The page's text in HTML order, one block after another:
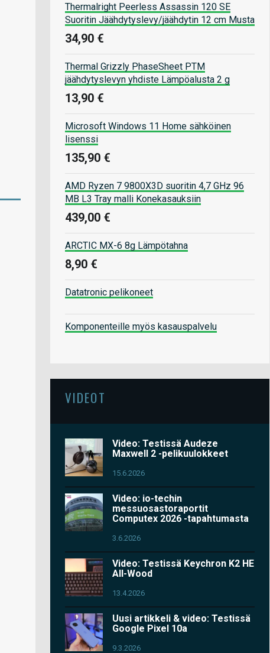
Thermalright Peerless Assassin 120 SE
Suoritin Jäähdytyslevy/jäähdytin 12 cm Musta
34,90 €
Thermal Grizzly PhaseSheet PTM
jäähdytyslevyn yhdiste Lämpöalusta 2 g
13,90 €
Microsoft Windows 11 Home sähköinen
lisenssi
135,90 €
AMD Ryzen 7 9800X3D suoritin 4,7 GHz 96
MB L3 Tray malli Konekasauksiin
439,00 €
ARCTIC MX-6 8g Lämpötahna
8,90 €
Datatronic pelikoneet
Komponenteille myös kasauspalvelu
VIDEOT
Video: Testissä Audeze
Maxwell 2 -pelikuulokkeet
15.6.2026
Video: io-techin
messuosastoraportit
Computex 2026 -tapahtumasta
3.6.2026
Video: Testissä Keychron K2 HE
All-Wood
13.4.2026
Uusi artikkeli & video: Testissä
Google Pixel 10a
9.3.2026